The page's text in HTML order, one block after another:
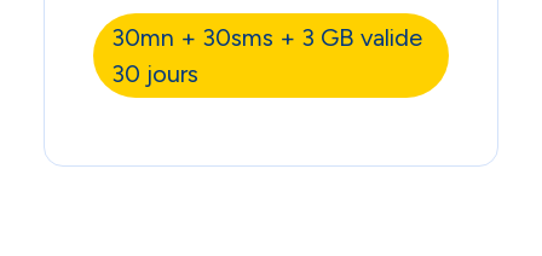
30mn + 30sms + 3 GB valide
30 jours